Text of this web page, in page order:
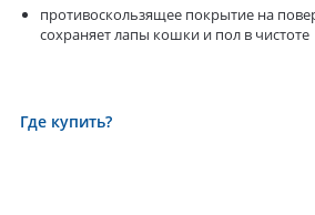
противоскользящее покрытие на
сохраняет лапы кошки и пол в чистоте
Где купить?